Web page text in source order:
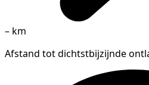
– km
Afstand tot dichtstbijzijnde